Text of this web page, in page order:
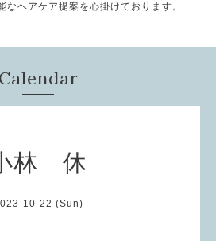
なヘアケア提案を心掛けております。
Calendar
林 休
10-22 (Sun)